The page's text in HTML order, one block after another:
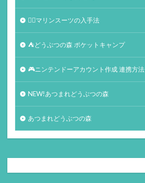
🏄‍♀️マリンスーツの入手法
⛺どうぶつの森 ポケットキャンプ
🎮ニンテンドーアカウント作成 連携方法
NEW!あつまれどうぶつの森
あつまれどうぶつの森